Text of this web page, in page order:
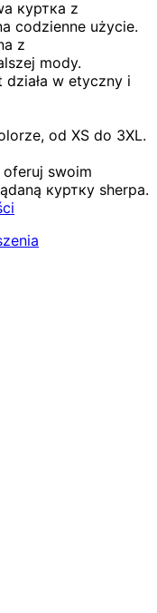
куртка z
codzienne użycie.
z
mody.
w etyczny i
od XS do 3XL.
swoim
куртку sherpa.